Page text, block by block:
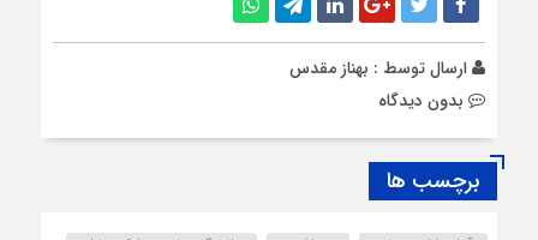
ارسال توسط : بهناز مقدس
بدون دیدگاه
برچسب ها